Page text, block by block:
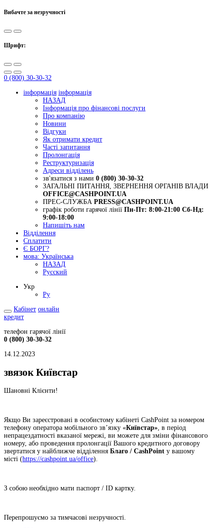
Вибачте за незручності
Шрифт:
0 (800) 30-30-32
інформація інформація
НАЗАД
Інформація про фінансові послуги
Про компанію
Новини
Відгуки
Як отримати кредит
Часті запитання
Пролонгація
Реструктуризація
Адреси відділень
зв'язатися з нами 0 (800) 30-30-32
ЗАГАЛЬНІ ПИТАННЯ, ЗВЕРНЕННЯ ОРГАНІВ ВЛАДИ
OFFICE@CASHPOINT.UA
ПРЕС-СЛУЖБА PRESS@CASHPOINT.UA
графік роботи гарячої лінії Пн-Пт: 8:00-21:00 Сб-Нд:
9:00-18:00
Напишіть нам
Відділення
Сплатити
Є БОРГ?
мова: Українська
НАЗАД
Русский
Укр
Ру
Кабінет онлайн
кредит
телефон гарячої лінії
0 (800) 30-30-32
14.12.2023
звязок Київстар
Шановні Клієнти!
Якщо Ви зареєстровані в особистому кабінеті CashPoint за номером
телефону оператора мобільного зв’язку «Київстар», в період
непрацездатності вказаної мережі, ви можете для зміни фінансового
номеру, або проведення пролонгації Вашого кредитного договору
звертатися у найближче відділення Благо / CashPoint у вашому
місті (https://cashpoint.ua/office).
З собою необхідно мати паспорт / ID картку.
Перепрошуємо за тимчасові незручності.